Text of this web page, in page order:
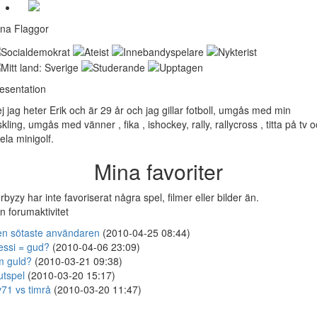
Flaggor
jag heter Erik och är 29 år och jag gillar fotboll, umgås med min
umgås med vänner , fika , ishockey, rally, rallycross , titta på tv
minigolf.
Mina favoriter
har inte favoriserat några spel, filmer eller bilder än.
forumaktivitet
sötaste användaren (2010-04-25 08:44)
= gud? (2010-04-06 23:09)
guld? (2010-03-21 09:38)
(2010-03-20 15:17)
vs timrå (2010-03-20 11:47)